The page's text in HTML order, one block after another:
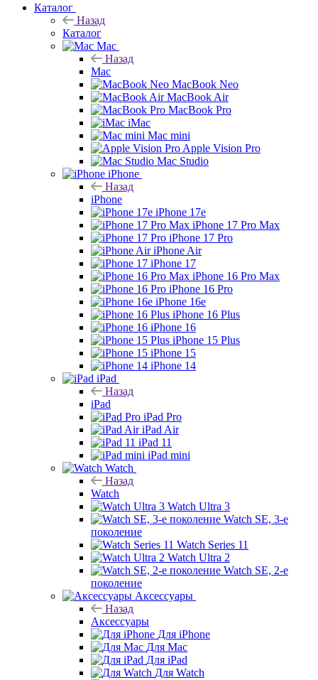
Каталог
Назад
Каталог
Mac
Назад
Mac
MacBook Neo
MacBook Air
MacBook Pro
iMac
Mac mini
Apple Vision Pro
Mac Studio
iPhone
Назад
iPhone
iPhone 17e
iPhone 17 Pro Max
iPhone 17 Pro
iPhone Air
iPhone 17
iPhone 16 Pro Max
iPhone 16 Pro
iPhone 16e
iPhone 16 Plus
iPhone 16
iPhone 15 Plus
iPhone 15
iPhone 14
iPad
Назад
iPad
iPad Pro
iPad Air
iPad 11
iPad mini
Watch
Назад
Watch
Watch Ultra 3
Watch SE, 3-е
поколение
Watch Series 11
Watch Ultra 2
Watch SE, 2-е
поколение
Аксессуары
Назад
Аксессуары
Для iPhone
Для Mac
Для iPad
Для Watch